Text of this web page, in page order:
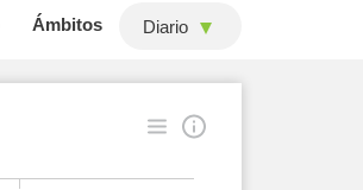
Ámbitos Diario